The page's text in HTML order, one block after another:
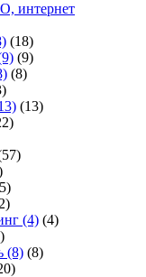
интернет
(18)
(9)
(8)
(13)
(4) (4)
(8) (8)